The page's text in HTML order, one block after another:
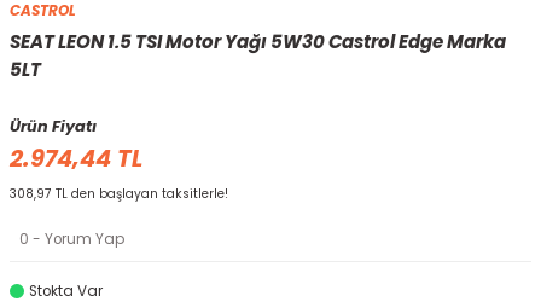
CASTROL
SEAT LEON 1.5 TSI Motor Yağı 5W30 Castrol Edge Marka
5LT
Ürün Fiyatı
2.974,44 TL
308,97 TL den başlayan taksitlerle!
0 - Yorum Yap
Stokta Var